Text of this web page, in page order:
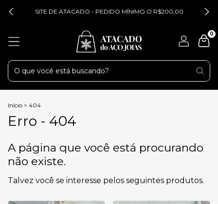
SITE DE ATACADO - PEDIDO MÍNIMO O R$200,00
0
Início > 404
Erro - 404
A página que você está procurando
não existe.
Talvez você se interesse pelos seguintes produtos.